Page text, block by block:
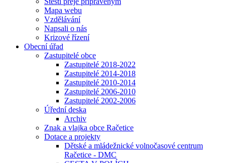
Mapa webu
Vzdělávání
Napsali o nás
Krizové řízení
Obecní úřad
Zastupitelé obce
Zastupitelé 2018-2022
Zastupitelé 2014-2018
Zastupitelé 2010-2014
Zastupitelé 2006-2010
Zastupitelé 2002-2006
Úřední deska
Archiv
Znak a vlajka obce Račetice
Dotace a projekty
Dětské a mládežnické volnočasové centrum
Račetice - DMC